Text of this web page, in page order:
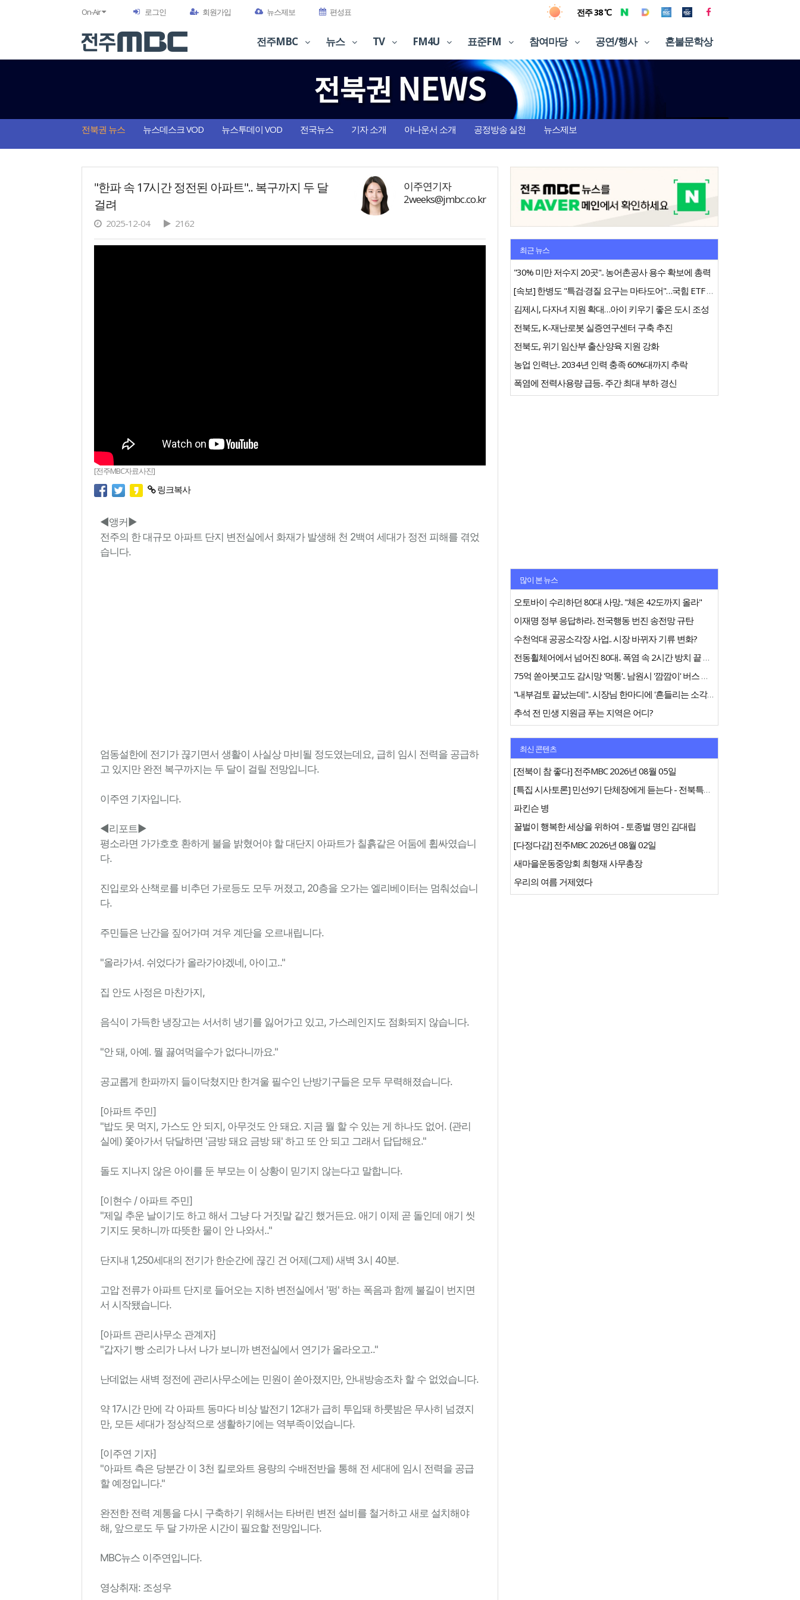
On-Air 로그인 회원가입 뉴스제보 편성표 전주 38 ℃
전주MBC 뉴스 TV FM4U 표준FM 참여마당 공연/행사 혼불문학상
전북권 뉴스 뉴스데스크 VOD 뉴스투데이 VOD 전국뉴스 기자 소개 아나운서 소개 공정방송 실천 뉴스제보
"한파 속 17시간 정전된 아파트".. 복구까지 두 달
걸려
2025-12-04 2162
이주연기자
2weeks@jmbc.co.kr
[전주MBC자료사진]
링크복사
◀앵커▶
전주의 한 대규모 아파트 단지 변전실에서 화재가 발생해 천 2백여 세대가 정전 피해를 겪었
습니다.
엄동설한에 전기가 끊기면서 생활이 사실상 마비될 정도였는데요, 급히 임시 전력을 공급하
고 있지만 완전 복구까지는 두 달이 걸릴 전망입니다.
이주연 기자입니다.
◀리포트▶
평소라면 가가호호 환하게 불을 밝혔어야 할 대단지 아파트가 칠흙같은 어둠에 휩싸였습니
다.
진입로와 산책로를 비추던 가로등도 모두 꺼졌고, 20층을 오가는 엘리베이터는 멈춰섰습니
다.
주민들은 난간을 짚어가며 겨우 계단을 오르내립니다.
"올라가셔. 쉬었다가 올라가야겠네, 아이고.."
집 안도 사정은 마찬가지,
음식이 가득한 냉장고는 서서히 냉기를 잃어가고 있고, 가스레인지도 점화되지 않습니다.
"안 돼, 아예. 뭘 끓여먹을수가 없다니까요."
공교롭게 한파까지 들이닥쳤지만 한겨울 필수인 난방기구들은 모두 무력해졌습니다.
[아파트 주민]
"밥도 못 먹지, 가스도 안 되지, 아무것도 안 돼요. 지금 뭘 할 수 있는 게 하나도 없어. (관리
실에) 쫓아가서 닦달하면 '금방 돼요 금방 돼' 하고 또 안 되고 그래서 답답해요."
돌도 지나지 않은 아이를 둔 부모는 이 상황이 믿기지 않는다고 말합니다.
[이현수 / 아파트 주민]
"제일 추운 날이기도 하고 해서 그냥 다 거짓말 같긴 했거든요. 애기 이제 곧 돌인데 애기 씻
기지도 못하니까 따뜻한 물이 안 나와서.."
단지내 1,250세대의 전기가 한순간에 끊긴 건 어제(그제) 새벽 3시 40분.
고압 전류가 아파트 단지로 들어오는 지하 변전실에서 '펑' 하는 폭음과 함께 불길이 번지면
서 시작됐습니다.
[아파트 관리사무소 관계자]
"갑자기 빵 소리가 나서 나가 보니까 변전실에서 연기가 올라오고.."
난데없는 새벽 정전에 관리사무소에는 민원이 쏟아졌지만, 안내방송조차 할 수 없었습니다.
약 17시간 만에 각 아파트 동마다 비상 발전기 12대가 급히 투입돼 하룻밤은 무사히 넘겼지
만, 모든 세대가 정상적으로 생활하기에는 역부족이었습니다.
[이주연 기자]
"아파트 측은 당분간 이 3천 킬로와트 용량의 수배전반을 통해 전 세대에 임시 전력을 공급
할 예정입니다."
완전한 전력 계통을 다시 구축하기 위해서는 타버린 변전 설비를 철거하고 새로 설치해야
해, 앞으로도 두 달 가까운 시간이 필요할 전망입니다.
MBC뉴스 이주연입니다.
영상취재: 조성우
최근 뉴스
"30% 미만 저수지 20곳".. 농어촌공사 용수 확보에 총력
[속보] 한병도 "특검·경질 요구는 마타도어"…국힘 ETF 공세에 반박
김제시, 다자녀 지원 확대…아이 키우기 좋은 도시 조성
전북도, K-재난로봇 실증연구센터 구축 추진
전북도, 위기 임산부 출산·양육 지원 강화
농업 인력난.. 2034년 인력 충족 60%대까지 추락
폭염에 전력사용량 급등.. 주간 최대 부하 경신
많이 본 뉴스
오토바이 수리하던 80대 사망.. "체온 42도까지 올라"
이재명 정부 응답하라.. 전국행동 번진 송전망 규탄
수천억대 공공소각장 사업.. 시장 바뀌자 기류 변화?
전동휠체어에서 넘어진 80대.. 폭염 속 2시간 방치 끝 숨져
75억 쏟아붓고도 감시망 '먹통'.. 남원시 '깜깜이' 버스 행정
"내부검토 끝났는데".. 시장님 한마디에 '흔들리는 소각장'
추석 전 민생 지원금 푸는 지역은 어디?
최신 콘텐츠
[전북이 참 좋다] 전주MBC 2026년 08월 05일
[특집 시사토론] 민선9기 단체장에게 듣는다 - 전북특별자치도지사
파킨슨 병
꿀벌이 행복한 세상을 위하여 - 토종벌 명인 김대립
[다정다감] 전주MBC 2026년 08월 02일
새마을운동중앙회 최형재 사무총장
우리의 여름 거제였다